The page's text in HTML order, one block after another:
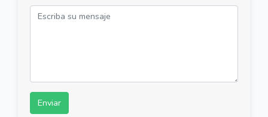
Enviar